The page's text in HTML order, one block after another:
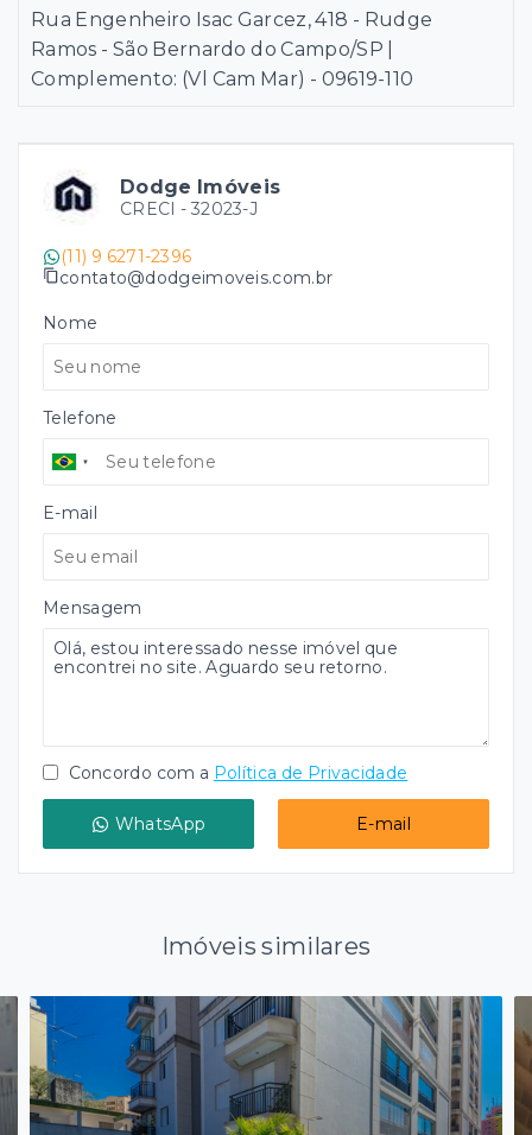
Dodge Imóveis
CRECI - 32023-J
(11) 9 6271-2396
contato@dodgeimoveis.com.br
Nome
Telefone
E-mail
Mensagem
Concordo com a Política de Privacidade
WhatsApp E-mail
Rua Engenheiro Isac Garcez, 418 - Rudge
Ramos - São Bernardo do Campo/SP |
Complemento: (Vl Cam Mar) - 09619-110
Imóveis similares